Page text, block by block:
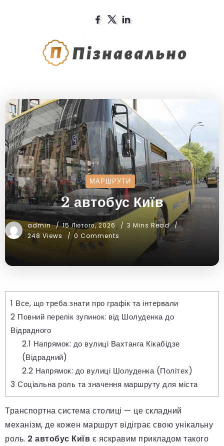
МАРШРУТИ
2 автобус Київ
admin 15 Лютого, 2026
3 Mins Read
248 Views
0 Comments
1 Все, що треба знати про графік та інтервали
2 Повний перелік зупинок: від Шолуденка до
Відрадного
2.1 Напрямок: до вулиці Вахтанга Кікабідзе
(Відрадний)
2.2 Напрямок: до вулиці Шолуденка (Політех)
3 Соціальна роль та значення маршруту для міста
Транспортна система столиці — це складний
механізм, де кожен маршрут відіграє свою унікальну
роль. 2 автобус Київ є яскравим прикладом такого